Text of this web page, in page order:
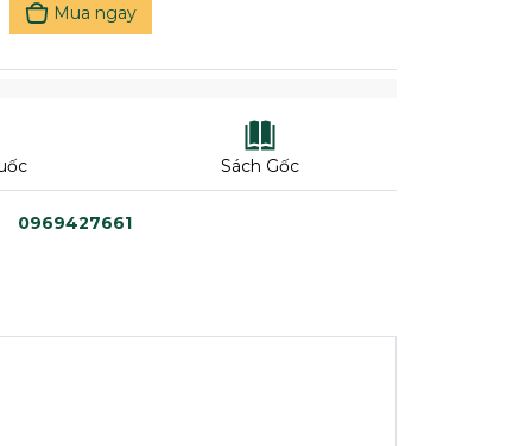
Mua ngay
Sách Gốc
0969427661